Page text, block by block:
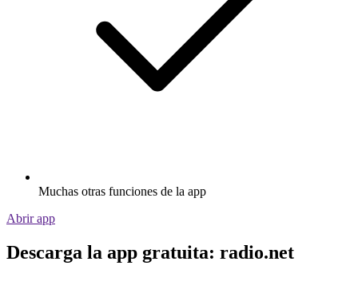
Muchas otras funciones de la app
Abrir app
Descarga la app gratuita: radio.net